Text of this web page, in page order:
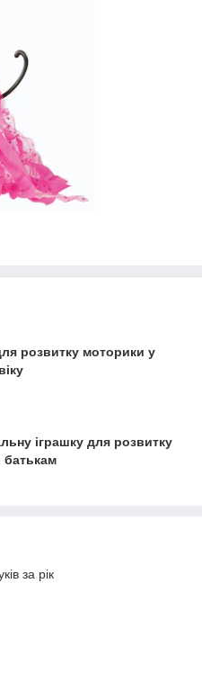
розвитку моторики у
іграшку для розвитку
за рік